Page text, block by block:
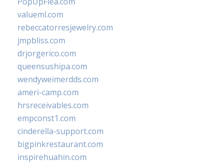
valueml.com
rebeccatorresjewelry.com
jmpbliss.com
drjorgerico.com
queensushipa.com
wendyweimerdds.com
ameri-camp.com
hrsreceivables.com
empconst1.com
cinderella-support.com
bigpinkrestaurant.com
inspirehuahin.com